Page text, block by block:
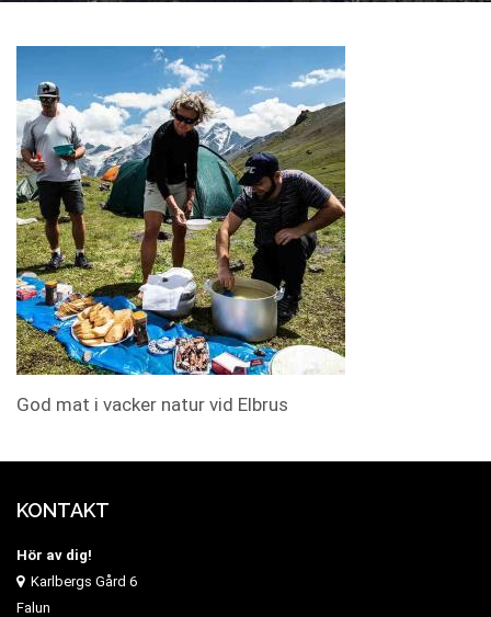
God mat i vacker natur vid Elbrus
KONTAKT
Hör av dig!
Karlbergs Gård 6
Falun